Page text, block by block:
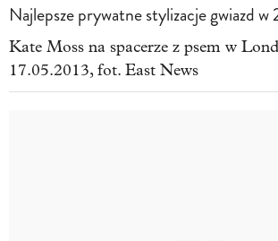
Najlepsze prywatne stylizacje gwiazd
Kate Moss na spacerze z psem w
17.05.2013, fot. East News